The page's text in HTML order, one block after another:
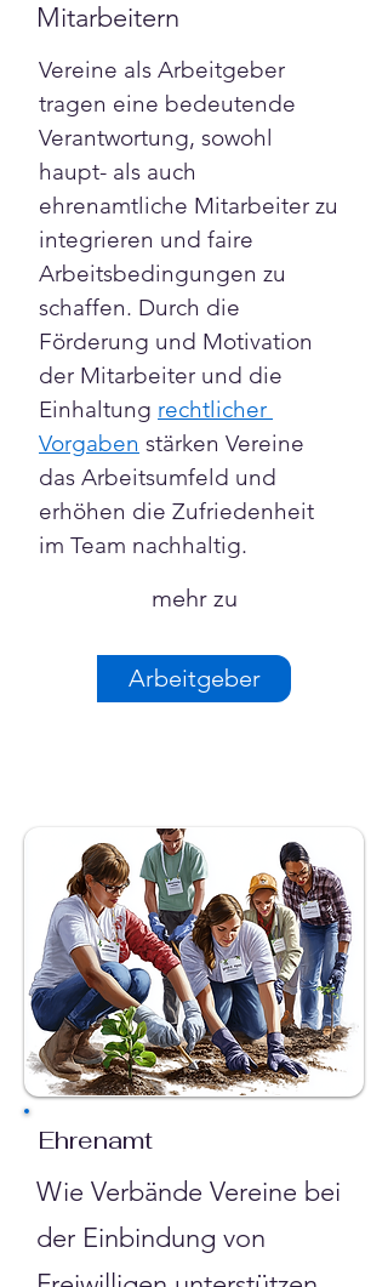
Vereine als Arbeitgeber
tragen eine bedeutende
Verantwortung, sowohl
haupt- als auch
ehrenamtliche Mitarbeiter zu
integrieren und faire
Arbeitsbedingungen zu
schaffen. Durch die
Förderung und Motivation
der Mitarbeiter und die
Einhaltung rechtlicher
Vorgaben stärken Vereine
das Arbeitsumfeld und
erhöhen die Zufriedenheit
im Team nachhaltig.
Mitarbeitern
mehr zu
Arbeitgeber
Ehrenamt
Wie Verbände Vereine bei
der Einbindung von